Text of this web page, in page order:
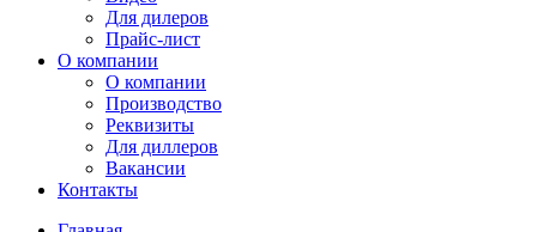
Для дилеров
Прайс-лист
О компании
О компании
Производство
Реквизиты
Для диллеров
Вакансии
Контакты